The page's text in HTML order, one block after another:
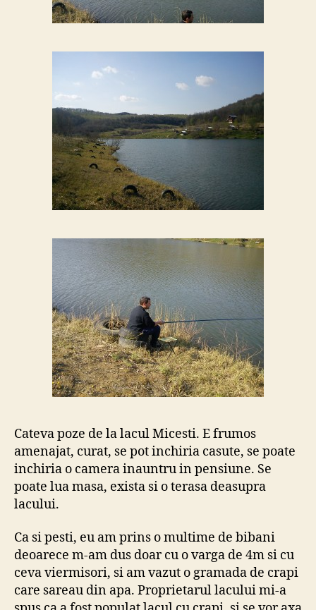
Cateva poze de la lacul Micesti. E frumos
amenajat, curat, se pot inchiria casute, se poate
inchiria o camera inauntru in pensiune. Se
poate lua masa, exista si o terasa deasupra
lacului.
Ca si pesti, eu am prins o multime de bibani
deoarece m-am dus doar cu o varga de 4m si cu
ceva viermisori, si am vazut o gramada de crapi
care sareau din apa. Proprietarul lacului mi-a